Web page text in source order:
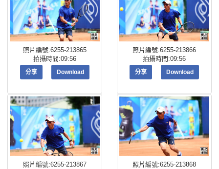
照片編號:6255-213865
拍攝時間:09:56
分享 Download
照片編號:6255-213866
拍攝時間:09:56
分享 Download
照片編號:6255-213867
照片編號:6255-213868